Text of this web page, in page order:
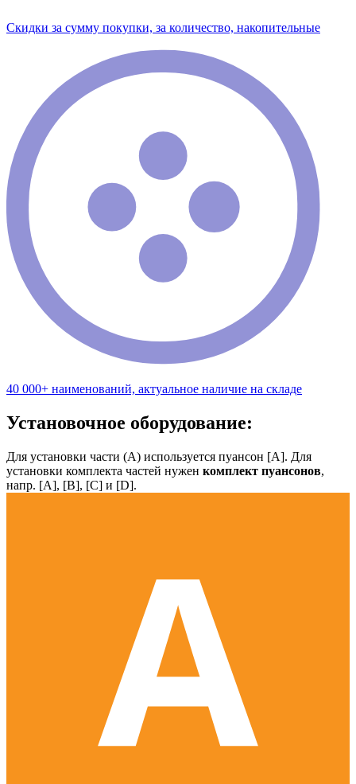
Скидки за сумму покупки, за количество, накопительные
40 000+ наименований, актуальное наличие на складе
Установочное оборудование:
Для установки части (А) используется пуансон [А]. Для
установки комплекта частей нужен комплект пуансонов,
напр. [А], [B], [С] и [D].